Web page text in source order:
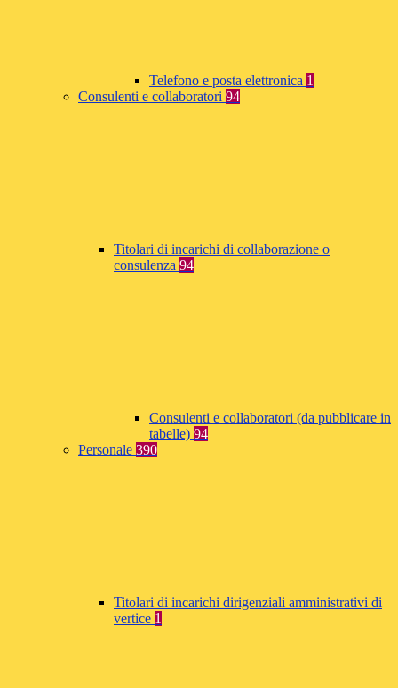
Telefono e posta elettronica 1
Consulenti e collaboratori 94
Titolari di incarichi di collaborazione o
consulenza 94
Consulenti e collaboratori (da pubblicare in
tabelle) 94
Personale 390
Titolari di incarichi dirigenziali amministrativi di
vertice 1